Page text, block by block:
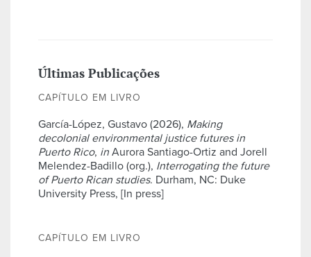
Últimas Publicações
CAPÍTULO EM LIVRO
García-López, Gustavo (2026), Making
decolonial environmental justice futures in
Puerto Rico, in Aurora Santiago-Ortiz and Jorell
Melendez-Badillo (org.), Interrogating the future
of Puerto Rican studies. Durham, NC: Duke
University Press, [In press]
CAPÍTULO EM LIVRO